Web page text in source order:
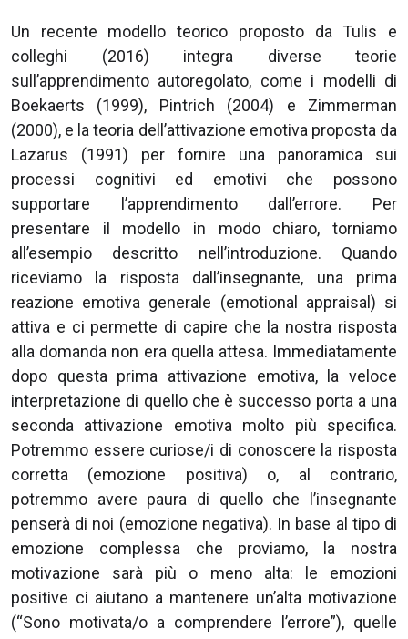
Un recente modello teorico proposto da Tulis e
colleghi (2016) integra diverse teorie
sull’apprendimento autoregolato, come i modelli di
Boekaerts (1999), Pintrich (2004) e Zimmerman
(2000), e la teoria dell’attivazione emotiva proposta da
Lazarus (1991) per fornire una panoramica sui
processi cognitivi ed emotivi che possono
supportare l’apprendimento dall’errore. Per
presentare il modello in modo chiaro, torniamo
all’esempio descritto nell’introduzione. Quando
riceviamo la risposta dall’insegnante, una prima
reazione emotiva generale (emotional appraisal) si
attiva e ci permette di capire che la nostra risposta
alla domanda non era quella attesa. Immediatamente
dopo questa prima attivazione emotiva, la veloce
interpretazione di quello che è successo porta a una
seconda attivazione emotiva molto più specifica.
Potremmo essere curiose/i di conoscere la risposta
corretta (emozione positiva) o, al contrario,
potremmo avere paura di quello che l’insegnante
penserà di noi (emozione negativa). In base al tipo di
emozione complessa che proviamo, la nostra
motivazione sarà più o meno alta: le emozioni
positive ci aiutano a mantenere un’alta motivazione
(“Sono motivata/o a comprendere l’errore”), quelle